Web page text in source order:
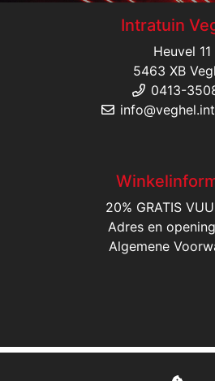
Intratuin
Heuvel 11
5463 XB
0413-
20% GRATIS
Adres en
Algemene